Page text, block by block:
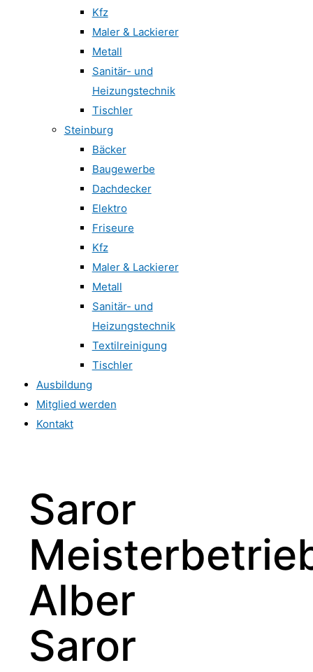
Kfz
Maler & Lackierer
Metall
Sanitär- und
Heizungstechnik
Tischler
Steinburg
Bäcker
Baugewerbe
Dachdecker
Elektro
Friseure
Kfz
Maler & Lackierer
Metall
Sanitär- und
Heizungstechnik
Textilreinigung
Tischler
Ausbildung
Mitglied werden
Kontakt
Saror
Alber
Saror